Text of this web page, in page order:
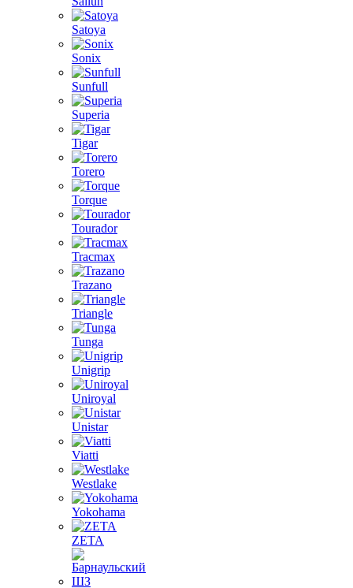
Satoya
Sonix
Sunfull
Superia
Tigar
Torero
Torque
Tourador
Tracmax
Trazano
Triangle
Tunga
Unigrip
Uniroyal
Unistar
Viatti
Westlake
Yokohama
ZETA